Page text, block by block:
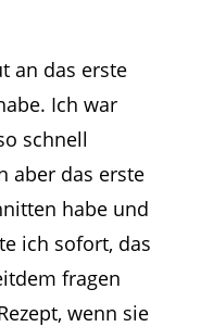
an das erste
Ich war
schnell
aber das erste
habe und
ich sofort, das
fragen
wenn sie